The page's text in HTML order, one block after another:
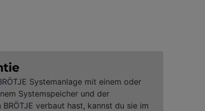
Systemanlage mit einem oder
Systemspeicher und der
verbaut hast, kannst du sie im